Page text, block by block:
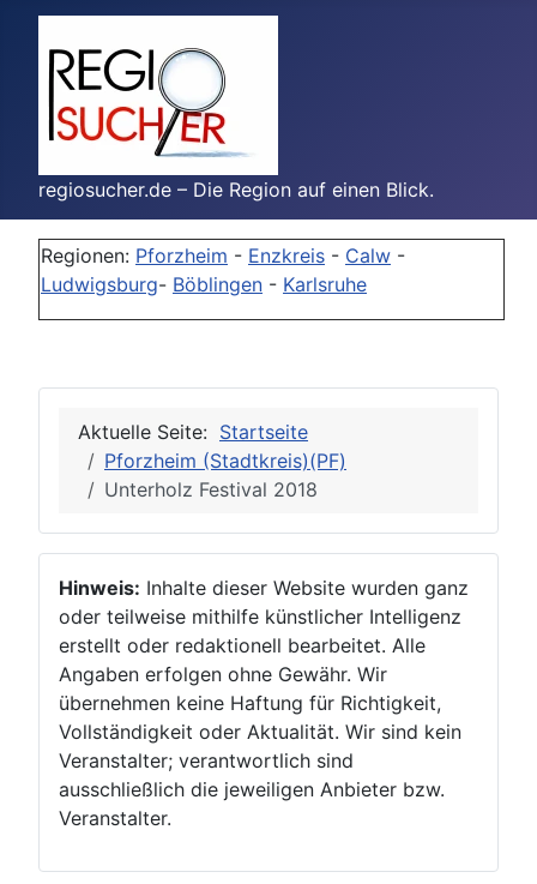
regiosucher.de – Die Region auf einen Blick.
Regionen: Pforzheim - Enzkreis - Calw -
Ludwigsburg- Böblingen - Karlsruhe
Aktuelle Seite: Startseite
Pforzheim (Stadtkreis)(PF)
Unterholz Festival 2018
Hinweis: Inhalte dieser Website wurden ganz
oder teilweise mithilfe künstlicher Intelligenz
erstellt oder redaktionell bearbeitet. Alle
Angaben erfolgen ohne Gewähr. Wir
übernehmen keine Haftung für Richtigkeit,
Vollständigkeit oder Aktualität. Wir sind kein
Veranstalter; verantwortlich sind
ausschließlich die jeweiligen Anbieter bzw.
Veranstalter.